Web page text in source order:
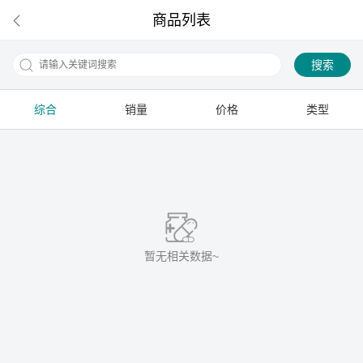
商品列表
搜索
综合 销量 价格 类型
暂无相关数据~